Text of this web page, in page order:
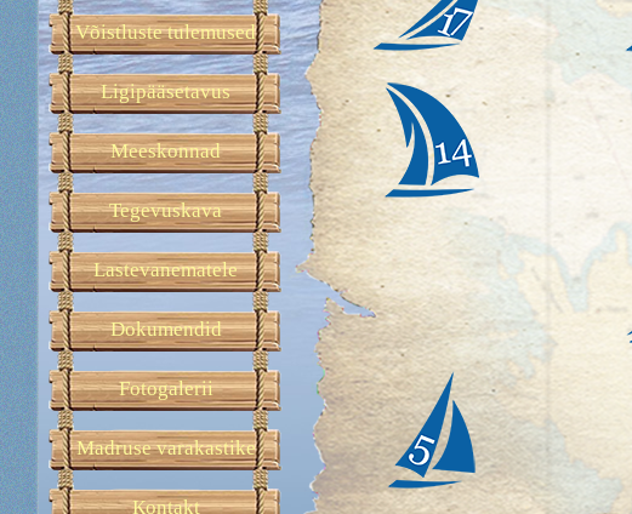
Võistluste tulemused
Ligipääsetavus
Meeskonnad
Tegevuskava
Lastevanematele
Dokumendid
Fotogalerii
Madruse varakastike
Кontakt